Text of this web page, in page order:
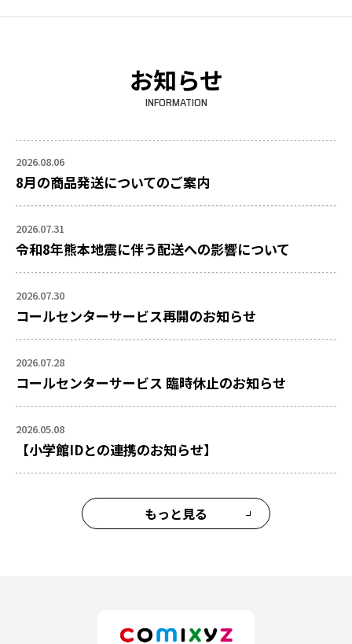
お知らせ
INFORMATION
2026.08.06
8月の商品発送についてのご案内
2026.07.31
令和8年熊本地震に伴う配送への影響について
2026.07.30
コールセンターサービス再開のお知らせ
2026.07.28
コールセンターサービス 臨時休止のお知らせ
2026.05.08
【小学館IDとの連携のお知らせ】
もっと見る